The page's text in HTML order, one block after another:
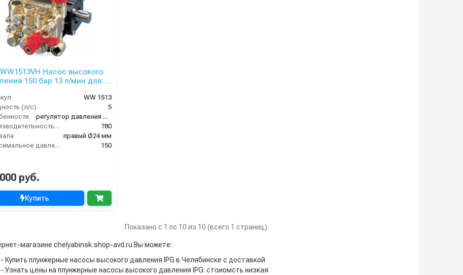
Насос высокого
150 бар 13 л/мин для
WW 1513
(л/с)
5
регулятор давления в комплекте
Производительность (л/ч)
780
правый Ø24 мм
Максимальное давление воды (бар)
150
руб.
Купить
Показано с 1 по 10 из 10 (всего 1 страниц)
магазине chelyabinsk.shop-avd.ru Вы можете:
- Купить плунжерные насосы высокого давления IPG в Челябинске с доставкой
- Узнать цены на плунжерные насосы высокого давления IPG: стоиомсть низкая